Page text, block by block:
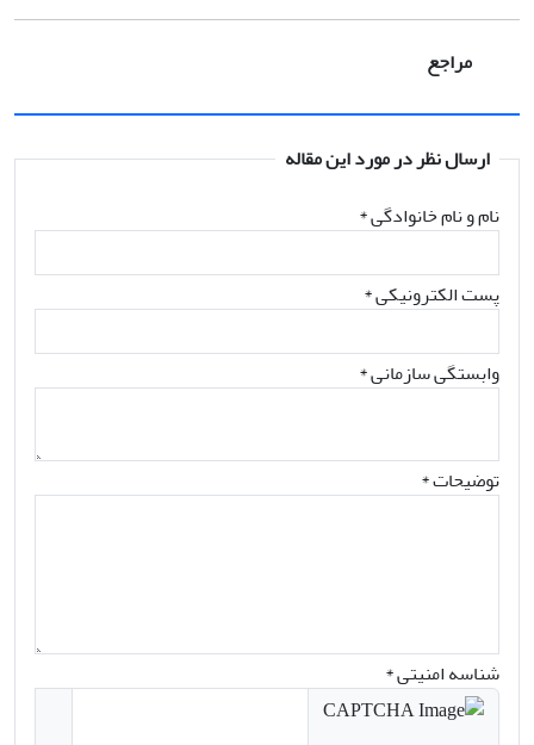
مراجع
ارسال نظر در مورد این مقاله
نام و نام خانوادگی*
پست الکترونیکی*
وابستگی سازمانی *
توضیحات *
شناسه امنیتی *